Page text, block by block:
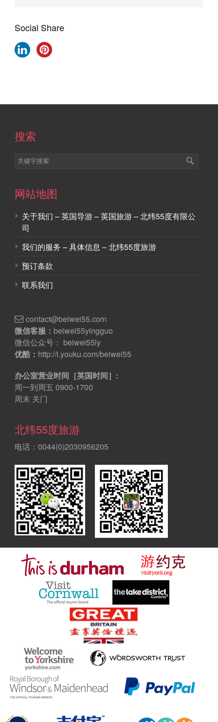
Social Share
搜索
网站地图
关于我们 – 英国导游 – 英国旅游 – 北纬55度有限公
司
我们的服务 – 具体信息 – 北纬55度旅游
预订条款
联系我们
contact@beiwei55.com
微信客服： beiwei55yingguo
微信公众号： beiwei55ly
优酷： http://i.youku.com/beiwei55
办公室营业时间［英国时间］:
周一到周五 0900-1700
周末 关门
北纬55度旅游
电话：0044(0)2030956205